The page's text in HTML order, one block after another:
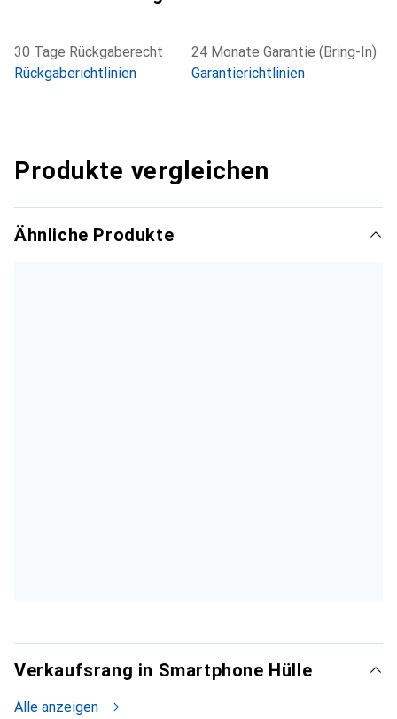
30 Tage Rückgaberecht
Rückgaberichtlinien
24 Monate Garantie (Bring-In)
Garantierichtlinien
Produkte vergleichen
Ähnliche Produkte
Verkaufsrang in Smartphone Hülle
Alle anzeigen